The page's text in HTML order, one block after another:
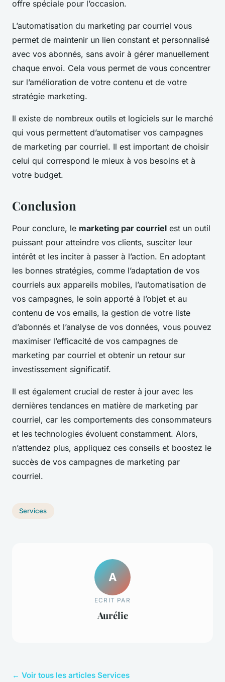
offre spéciale pour l’occasion.
L’automatisation du marketing par courriel vous
permet de maintenir un lien constant et personnalisé
avec vos abonnés, sans avoir à gérer manuellement
chaque envoi. Cela vous permet de vous concentrer
sur l’amélioration de votre contenu et de votre
stratégie marketing.
Il existe de nombreux outils et logiciels sur le marché
qui vous permettent d’automatiser vos campagnes
de marketing par courriel. Il est important de choisir
celui qui correspond le mieux à vos besoins et à
votre budget.
Conclusion
Pour conclure, le marketing par courriel est un outil
puissant pour atteindre vos clients, susciter leur
intérêt et les inciter à passer à l’action. En adoptant
les bonnes stratégies, comme l’adaptation de vos
courriels aux appareils mobiles, l’automatisation de
vos campagnes, le soin apporté à l’objet et au
contenu de vos emails, la gestion de votre liste
d’abonnés et l’analyse de vos données, vous pouvez
maximiser l’efficacité de vos campagnes de
marketing par courriel et obtenir un retour sur
investissement significatif.
Il est également crucial de rester à jour avec les
dernières tendances en matière de marketing par
courriel, car les comportements des consommateurs
et les technologies évoluent constamment. Alors,
n’attendez plus, appliquez ces conseils et boostez le
succès de vos campagnes de marketing par
courriel.
Services
A
ECRIT PAR
Aurélie
← Voir tous les articles Services